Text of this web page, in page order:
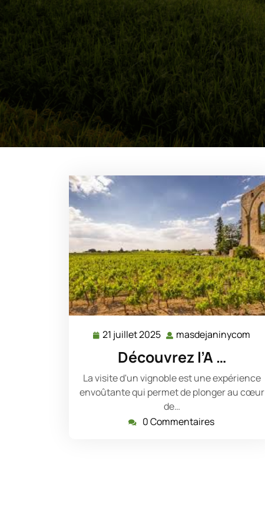
21 juillet 2025 21
2025
masdejaninycom
Découvrez l’A …
La visite d'un vignoble est une expérience
envoûtante qui permet de plonger au cœur
de…
0 Commentaires